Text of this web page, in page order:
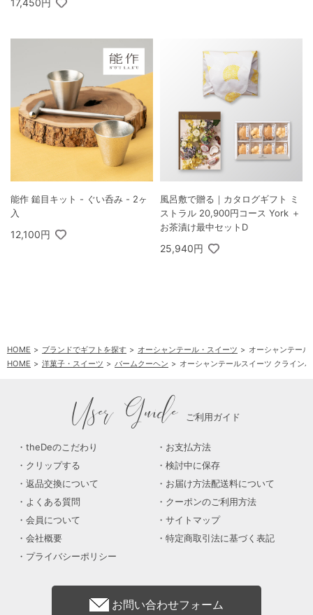
17,450円
能作 鎚目キット - ぐい呑み - 2ヶ
入
12,100円
風呂敷で贈る｜カタログギフト ミ
ストラル 20,900円コース York ＋
お茶漬け最中セットD
25,940円
HOME ブランドでギフトを探す オーシャンテール・スイーツ
オーシャンテー
HOME
洋菓子・スイーツ バームクーヘン オーシャンテールスイーツ クライン
User Guide ご利用ガイド
theDeのこだわり
お支払方法
クリップする
検討中に保存
返品交換について
お届け方法配送料について
よくある質問
クーポンのご利用方法
会員について
サイトマップ
会社概要
特定商取引法に基づく表記
プライバシーポリシー
お問い合わせフォーム